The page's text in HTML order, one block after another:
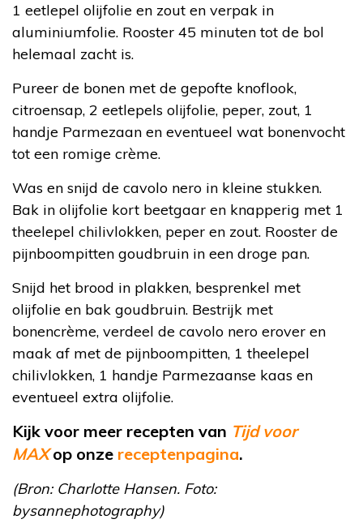
1 eetlepel olijfolie en zout en verpak in
aluminiumfolie. Rooster 45 minuten tot de bol
helemaal zacht is.
Pureer de bonen met de gepofte knoflook,
citroensap, 2 eetlepels olijfolie, peper, zout, 1
handje Parmezaan en eventueel wat bonenvocht
tot een romige crème.
Was en snijd de cavolo nero in kleine stukken.
Bak in olijfolie kort beetgaar en knapperig met 1
theelepel chilivlokken, peper en zout. Rooster de
pijnboompitten goudbruin in een droge pan.
Snijd het brood in plakken, besprenkel met
olijfolie en bak goudbruin. Bestrijk met
bonencrème, verdeel de cavolo nero erover en
maak af met de pijnboompitten, 1 theelepel
chilivlokken, 1 handje Parmezaanse kaas en
eventueel extra olijfolie.
Kijk voor meer recepten van Tijd voor
MAXop onze receptenpagina.
(Bron: Charlotte Hansen. Foto:
bysannephotography)